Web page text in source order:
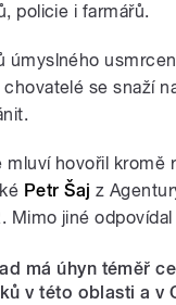
policie i farmářů.
úmyslného
se snaží
mluví hovořil kromě
Petr Šaj z
Mimo jiné
má úhyn téměř
v této oblasti a v